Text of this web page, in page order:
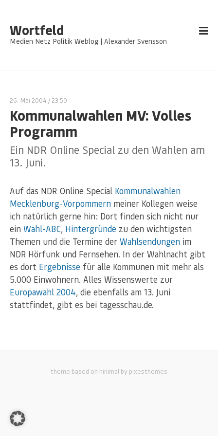
Wortfeld
Medien Netz Politik Weblog | Alexander Svensson
26. Mai 2004 / 23:50
Kommunalwahlen MV: Volles
Programm
Ein NDR Online Special zu den Wahlen am
13. Juni.
Auf das NDR Online Special Kommunalwahlen
Mecklenburg-Vorpommern meiner Kollegen weise
ich natürlich gerne hin: Dort finden sich nicht nur
ein Wahl-ABC, Hintergründe zu den wichtigsten
Themen und die Termine der Wahlsendungen im
NDR Hörfunk und Fernsehen. In der Wahlnacht gibt
es dort Ergebnisse für alle Kommunen mit mehr als
5.000 Einwohnern. Alles Wissenswerte zur
Europawahl 2004, die ebenfalls am 13. Juni
stattfindet, gibt es bei tagesschau.de.
theme based on hinimal by pixesthemes